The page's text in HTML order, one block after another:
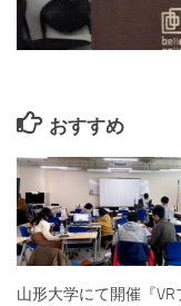
おすすめ
山形大学にて開催『VR